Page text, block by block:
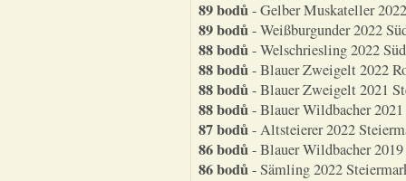
89 bodů- Gelber Muskateller
89 bodů- Weißburgunder 2022
88 bodů- Welschriesling 2022
88 bodů- Blauer Zweigelt 2022
88 bodů- Blauer Zweigelt 2021
88 bodů- Blauer Wildbacher
87 bodů- Altsteierer 2022
86 bodů- Blauer Wildbacher
86 bodů- Sämling 2022